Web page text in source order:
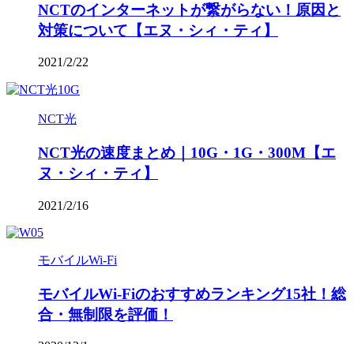
NCTのインターネットが繋がらない！原因と
対策について【エヌ・シィ・ティ】
2021/2/22
NCT光
NCT光の速度まとめ｜10G・1G・300M【エ
ヌ・シィ・ティ】
2021/2/16
モバイルWi-Fi
モバイルWi-Fiのおすすめランキング15社！総
合・無制限を評価！